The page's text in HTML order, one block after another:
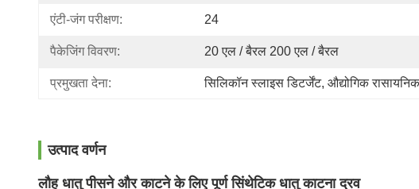
एंटी-जंग परीक्षण: 24
पैकेजिंग विवरण: 20 एल / बैरल 200 एल / बैरल
प्रमुखता देना: सिलिकॉन स्लाइस डिटर्जेंट, औद्योगिक
उत्पाद वर्णन
लौह धातु पीसने और काटने के लिए पूर्ण सिंथेटिक धातु काटना द्रव